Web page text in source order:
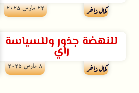
كمال زاخر ۲۲ مارس ۲۰۲۵
للنهضة جذور وللسياسة
رأي
كمال زاخر ۸ مارس ۲۰۲۵